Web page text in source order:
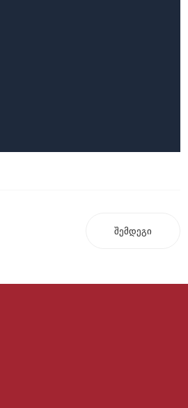
შემდეგი